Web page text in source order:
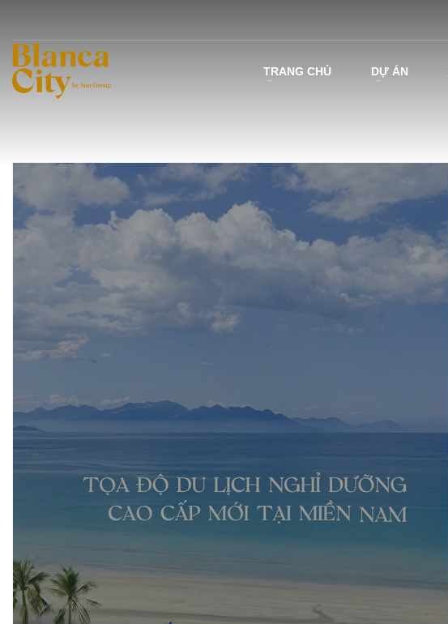
TRANG CHỦ DỰ ÁN